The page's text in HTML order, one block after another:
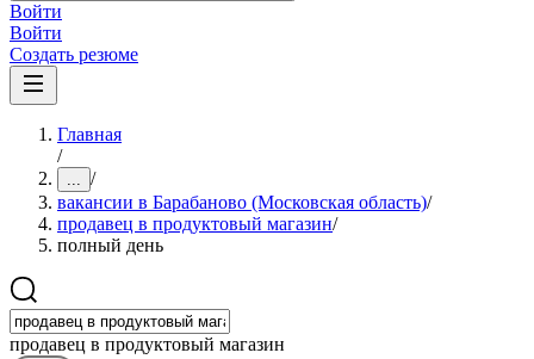
Войти
Войти
Создать резюме
Главная
/
... /
вакансии в Барабаново (Московская область)/
продавец в продуктовый магазин/
полный день
продавец в продуктовый магазин